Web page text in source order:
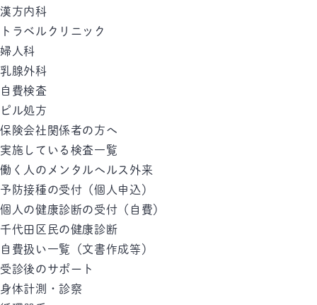
漢方内科
トラベルクリニック
婦人科
乳腺外科
自費検査
ピル処方
保険会社関係者の方へ
実施している検査一覧
働く人のメンタルへルス外来
予防接種の受付（個人申込）
個人の健康診断の受付（自費）
千代田区民の健康診断
自費扱い一覧（文書作成等）
受診後のサポート
身体計測・診察